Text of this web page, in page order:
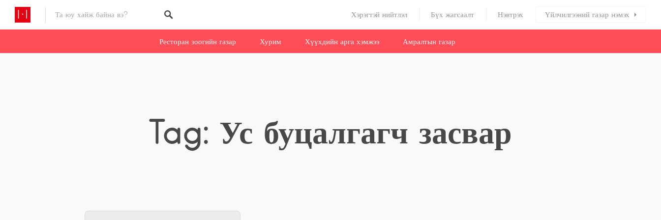
Хэрэгтэй нийтлэл Бүх жагсаалт Нэвтрэх Үйлчилгээний газар нэмэх
Ресторан зоогийн газар Хурим Хүүхдийн арга хэмжээ Амралтын газар
Tag: Ус буцалгагч засвар